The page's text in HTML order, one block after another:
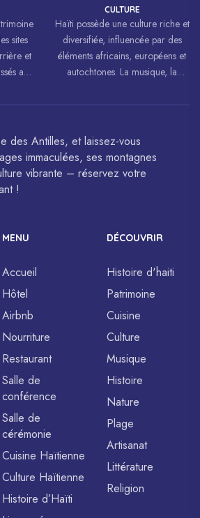
sites
et
au
CULTURE
Haïti possède une culture riche et
diversifiée, influencée par des
éléments africains, européens et
autochtones. La musique, la
sont célébrés à travers le monde.
des Antilles, et laissez-vous
immaculées, ses montagnes
vibrante – réservez votre
!
MENU
Accueil
Hôtel
Airbnb
Nourriture
Restaurant
Salle de
conférence
Salle de
cérémonie
Cuisine Haïtienne
Culture Haïtienne
Histoire d’Haïti
DÉCOUVRIR
Histoire d'haiti
Patrimoine
Cuisine
Culture
Musique
Histoire
Nature
Plage
Artisanat
Littérature
Religion